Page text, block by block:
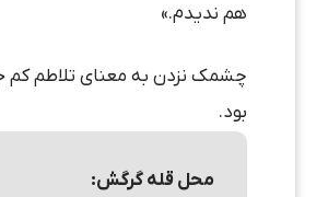
هم ندیدم.»
چشمک نزدن به معنای تلاطم کم
بود.
محل قله گرگش: